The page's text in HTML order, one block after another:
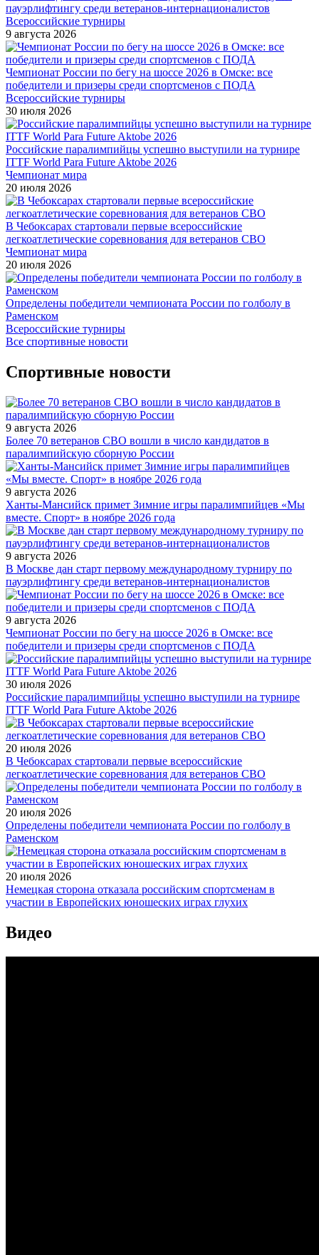
пауэрлифтингу среди ветеранов-интернационалистов
Всероссийские турниры
9 августа 2026
Чемпионат России по бегу на шоссе 2026 в Омске: все
победители и призеры среди спортсменов с ПОДА
Всероссийские турниры
30 июля 2026
Российские паралимпийцы успешно выступили на турнире
ITTF World Para Future Aktobe 2026
Чемпионат мира
20 июля 2026
В Чебоксарах стартовали первые всероссийские
легкоатлетические соревнования для ветеранов СВО
Чемпионат мира
20 июля 2026
Определены победители чемпионата России по голболу в
Раменском
Всероссийские турниры
Все спортивные новости
Спортивные новости
9 августа 2026
Более 70 ветеранов СВО вошли в число кандидатов в
паралимпийскую сборную России
9 августа 2026
Ханты-Мансийск примет Зимние игры паралимпийцев «Мы
вместе. Спорт» в ноябре 2026 года
9 августа 2026
В Москве дан старт первому международному турниру по
пауэрлифтингу среди ветеранов-интернационалистов
9 августа 2026
Чемпионат России по бегу на шоссе 2026 в Омске: все
победители и призеры среди спортсменов с ПОДА
30 июля 2026
Российские паралимпийцы успешно выступили на турнире
ITTF World Para Future Aktobe 2026
20 июля 2026
В Чебоксарах стартовали первые всероссийские
легкоатлетические соревнования для ветеранов СВО
20 июля 2026
Определены победители чемпионата России по голболу в
Раменском
20 июля 2026
Немецкая сторона отказала российским спортсменам в
участии в Европейских юношеских играх глухих
Видео